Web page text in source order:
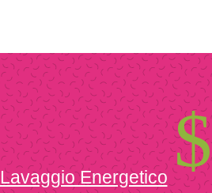
$
Energetico